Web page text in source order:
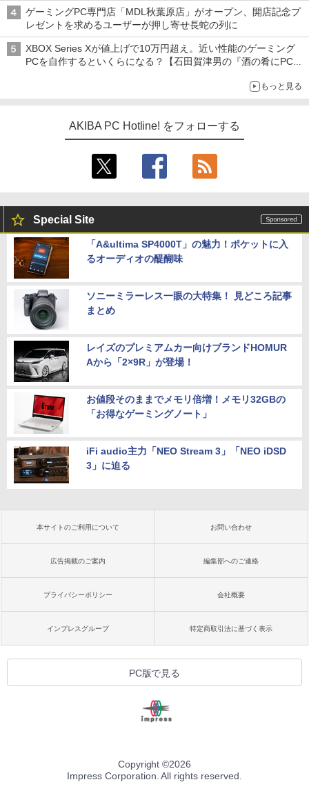
ゲーミングPC専門店「MDL秋葉原店」がオープン、開店記念プ
レゼントを求めるユーザーが押し寄せ長蛇の列に
XBOX Series Xが値上げで10万円超え。近い性能のゲーミング
PCを自作するといくらになる？【石田賀津男の『酒の肴にPCゲ
もっと見る
AKIBA PC Hotline! をフォローする
Special Site
「A&ultima SP4000T」の魅力！ポケットに入
るオーディオの醍醐味
ソニーミラーレス一眼の大特集！ 見どころ記事
まとめ
レイズのプレミアムカー向けブランドHOMUR
Aから「2×9R」が登場！
お値段そのままでメモリ倍増！メモリ32GBの
「お得なゲーミングノート」
iFi audio主力「NEO Stream 3」「NEO iDSD
3」に迫る
本サイトのご利用について お問い合わせ
広告掲載のご案内 編集部へのご連絡
プライバシーポリシー 会社概要
インプレスグループ 特定商取引法に基づく表示
PC版で見る
Copyright ©2026
Impress Corporation. All rights reserved.